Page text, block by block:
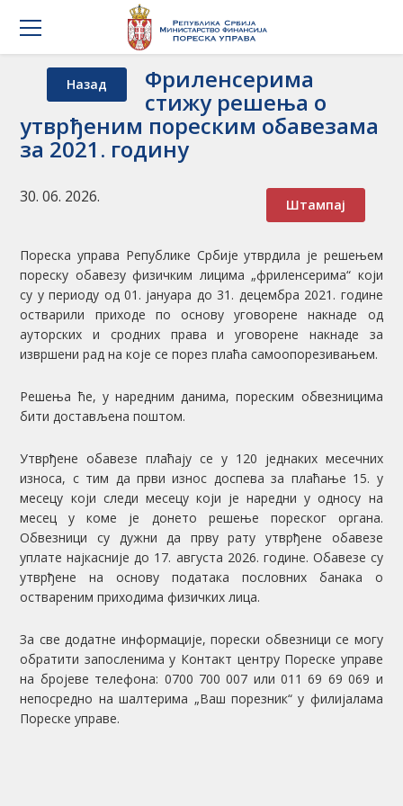
Назад Фриленсерима
стижу решења о
утврђеним пореским обавезама
за 2021. годину
Штампај
30. 06. 2026.
Пореска управа Републике Србије утврдила је решењем
пореску обавезу физичким лицима „фриленсерима“ који
су у периоду од 01. јануара до 31. децембра 2021. године
остварили приходе по основу уговорене накнаде од
ауторских и сродних права и уговорене накнаде за
извршени рад на које се порез плаћа самоопорезивањем.
Решења ће, у наредним данима, пореским обвезницима
бити достављена поштом.
Утврђене обавезе плаћају се у 120 једнаких месечних
износа, с тим да први износ доспева за плаћање 15. у
месецу који следи месецу који је наредни у односу на
месец у коме је донето решење пореског органа.
Обвезници су дужни да прву рату утврђене обавезе
уплате најкасније до 17. aвгуста 2026. године. Обавезе су
утврђене на основу података пословних банака о
оствареним приходима физичких лица.
За све додатне информације, порески обвезници се могу
обратити запосленима у Контакт центру Пореске управе
на бројеве телефона: 0700 700 007 или 011 69 69 069 и
непосредно на шалтерима „Ваш порезник“ у филијалама
Пореске управе.